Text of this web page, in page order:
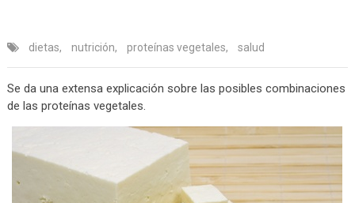
dietas, nutrición, proteínas vegetales, salud
Se da una extensa explicación sobre las posibles combinaciones
de las proteínas vegetales.